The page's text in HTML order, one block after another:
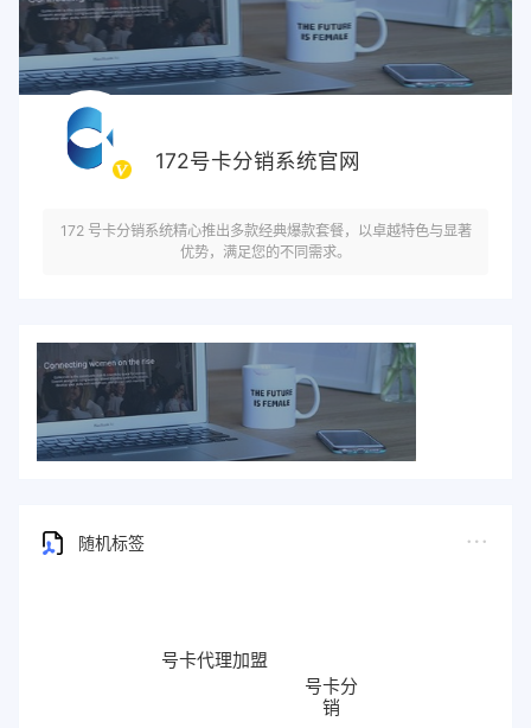
172号卡分销系统官网
172 号卡分销系统精心推出多款经典爆款套餐，以卓越特色与显著
优势，满足您的不同需求。
随机标签
销